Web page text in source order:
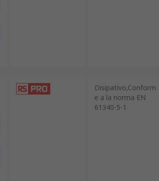
Disipativo,Conform
e a la norma EN
61340-5-1